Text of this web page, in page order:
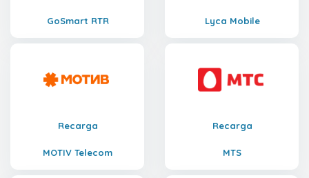
GoSmart RTR Lyca Mobile
Recarga
MOTIV Telecom
Recarga
MTS